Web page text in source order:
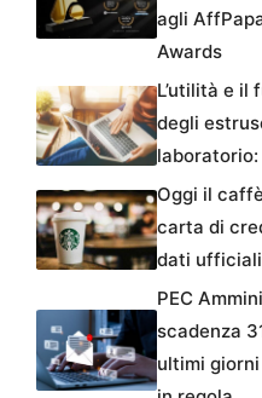
agli
Awards
L’utilità e il
degli
Oggi il
carta di
dati ufficiali
PEC
scadenza
ultimi